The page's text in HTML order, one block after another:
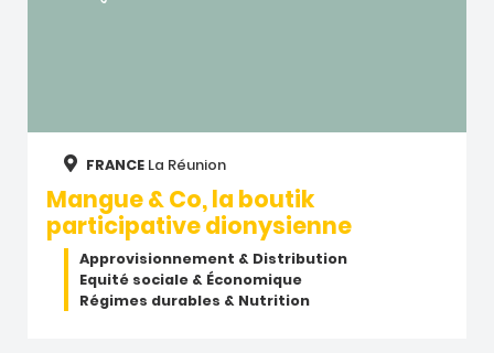
FRANCE La Réunion
Mangue & Co, la boutik
participative dionysienne
Approvisionnement & Distribution
Equité sociale & Économique
Régimes durables & Nutrition